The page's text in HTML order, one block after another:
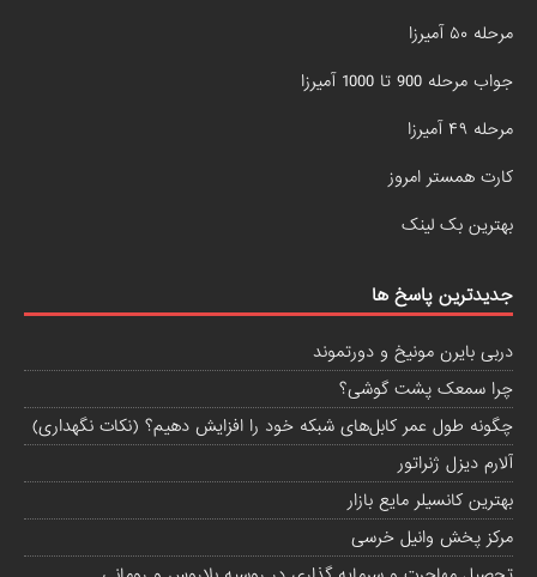
مرحله ۵۰ آمیرزا
جواب مرحله 900 تا 1000 آمیرزا
مرحله ۴۹ آمیرزا
کارت همستر امروز
بهترین بک لینک
جدیدترین پاسخ ها
دربی بایرن مونیخ و دورتموند
چرا سمعک پشت گوشی؟
چگونه طول عمر کابل‌های شبکه خود را افزایش دهیم؟ (نکات نگهداری)
آلارم دیزل ژنراتور
بهترین کانسیلر مایع بازار
مرکز پخش وانیل خرسی